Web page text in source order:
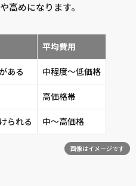
高めになります。
平均費用
ある 中程度～低価格
高価格帯
られる 中～高価格
画像はイメージです